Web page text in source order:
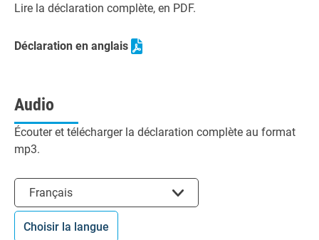
Lire la déclaration complète, en PDF.
Déclaration en anglais
Audio
Écouter et télécharger la déclaration complète au format
mp3.
Français
Choisir la langue